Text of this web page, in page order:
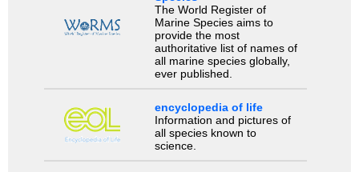
The World Register of
Marine Species aims to
provide the most
authoritative list of names of
all marine species globally,
ever published.
encyclopedia of life
Information and pictures of
all species known to
science.